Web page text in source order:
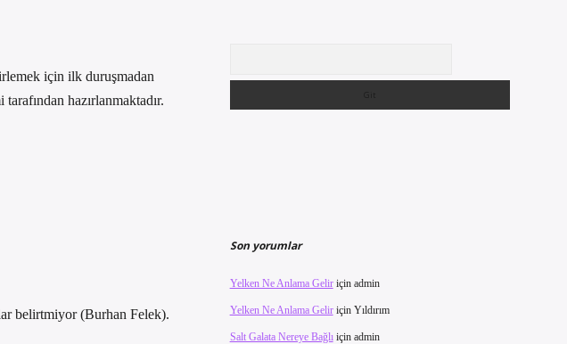
için ilk duruşmadan
hazırlanmaktadır.
belirtmiyor (Burhan Felek).
Son yorumlar
Yelken Ne Anlama Geliriçin admin
Yelken Ne Anlama Geliriçin Yıldırım
Salt Galata Nereye Bağlıiçin admin